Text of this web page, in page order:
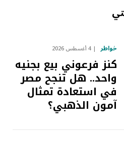
خواطر 4 أغسطس 2026
كنز فرعوني بيع بجنيه
واحد.. هل تنجح مصر
في استعادة تمثال
آمون الذهبي؟